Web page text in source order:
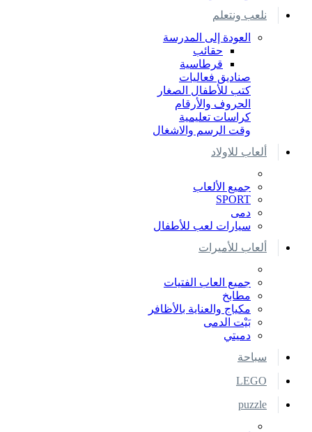
نلعب ونتعلم
العودة إلى المدرسة
حقائب
قرطاسية
صناديق فعاليات
كتب للأطفال الصغار
الحروف والأرقام
كراسات تعليمية
وقت الرسم والاشغال
ألعاب للاولاد
جميع الألعاب
SPORT
دمى
سيارات لعب للأطفال
ألعاب للأميرات
جميع العاب الفتيات
مطابخ
مكياج والعناية بالأظافر
بَيْت الدمى
دميتي
سباحة
LEGO
puzzle